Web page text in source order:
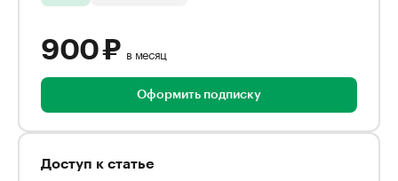
900 ₽ в месяц
Оформить подписку
Доступ к статье